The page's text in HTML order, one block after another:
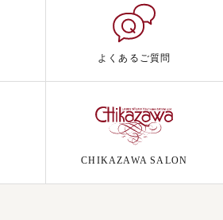
よくあるご質問
CHIKAZAWA SALON